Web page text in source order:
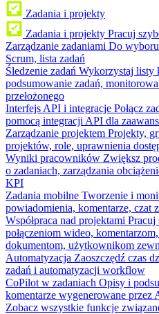
Zadania i projekty
Zadania i projekty Pracuj
Zarządzanie zadaniami Do
Scrum, lista zadań
Śledzenie zadań Wykorzystaj listy
podsumowanie zadań,
przełożonego
Interfejs API i integracje Połącz
pomocą integracji API dla
Zarządzanie projektem Projekty,
projektów, role, uprawnienia
Wyniki pracowników Zwiększ
o zadaniach, zarządzania
KPI
Zadania mobilne Tworzenie i
powiadomienia, komentarze, czat
Współpraca nad projektami Pracuj
połączeniom wideo,
dokumentom, użytkownikom
Automatyzacja Zaoszczędź czas
zadań i automatyzacji workflow
CoPilot w zadaniach Opisy i
komentarze wygenerowane przez
Zobacz wszystkie funkcje